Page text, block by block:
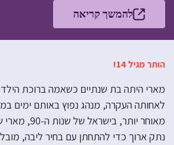
להמשך קריאה
הותר מגיל 14!
מארי היתה בת שנתיים כשאמה ברוכת
לאחותה העקרה, מנהג נפוץ באותם ימים
מאוחר יותר,
נתק ארוך כדי להתחתן עם בחיר ליבה,